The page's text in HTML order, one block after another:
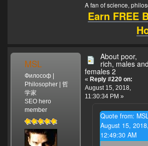
A fan of science,
Earn FREE
MSL
Философ |
Philosopher | 哲
学家
SEO hero
member
About poor,
rich, males and
females 2
« Reply #220 on:
August 15, 2018,
11:30:34 PM »
Quote from:
August 15, 2018,
12:49:30 AM